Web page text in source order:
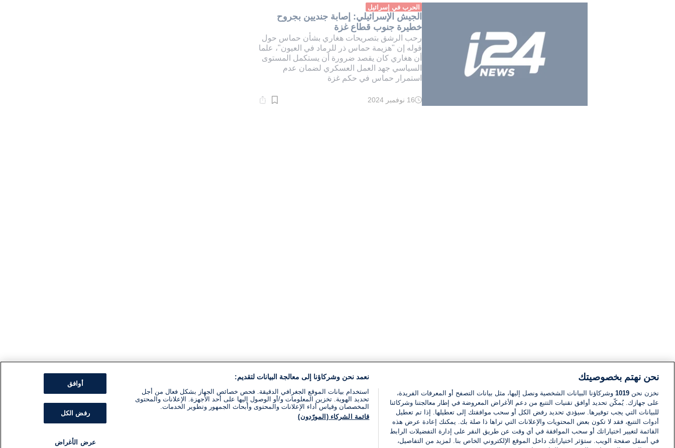
دقيقة.
الحرب في إسرائيل
الجيش الإسرائيلي: إصابة جنديين بجروح
خطيرة جنوب قطاع غزة
رحب الرشق بتصريحات هغاري بشأن حماس حول
قوله إن "هزيمة حماس ذر للرماد في العيون"، علما
أن هغاري كان يقصد ضرورة أن يستكمل المستوى
السياسي جهد العمل العسكري لضمان عدم
استمرار حماس في حكم غزة
وقت
16 نوفمبر 2024
نحن نهتم بخصوصيتك
نخزن نحن 1019 وشركاؤنا البيانات الشخصية ونصل إليها، مثل بيانات التصفح أو المعرفات الفريدة،
على جهازك. يُمكّن تحديد أوافق تقنيات التتبع من دعم الأغراض المعروضة في إطار معالجتنا وشركائنا
للبيانات التي يجب توفيرها. سيؤدي تحديد رفض الكل أو سحب موافقتك إلى تعطيلها. إذا تم تعطيل
أدوات التتبع، فقد لا تكون بعض المحتويات والإعلانات التي تراها ذا صلة بك. يمكنك إعادة عرض هذه
القائمة لتغيير اختياراتك أو سحب الموافقة في أي وقت عن طريق النقر على إدارة التفضيلات الرابط
في أسفل صفحة الويب. ستؤثر اختياراتك داخل الموقع الإلكتروني الخاص بنا. لمزيد من التفاصيل،
نعمد نحن وشركاؤنا إلى معالجة البيانات لتقديم:
استخدام بيانات الموقع الجغرافي الدقيقة. فحص خصائص الجهاز بشكل فعال من أجل
تحديد الهوية. تخزين المعلومات و/أو الوصول إليها على أحد الأجهزة. الإعلانات والمحتوى
المخصصان وقياس أداء الإعلانات والمحتوى وأبحاث الجمهور وتطوير الخدمات.
قائمة الشركاء (المورّدون)
أوافق
رفض الكل
عرض الأغراض